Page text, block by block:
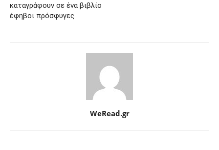
καταγράφουν σε ένα βιβλίο
έφηβοι πρόσφυγες
WeRead.gr